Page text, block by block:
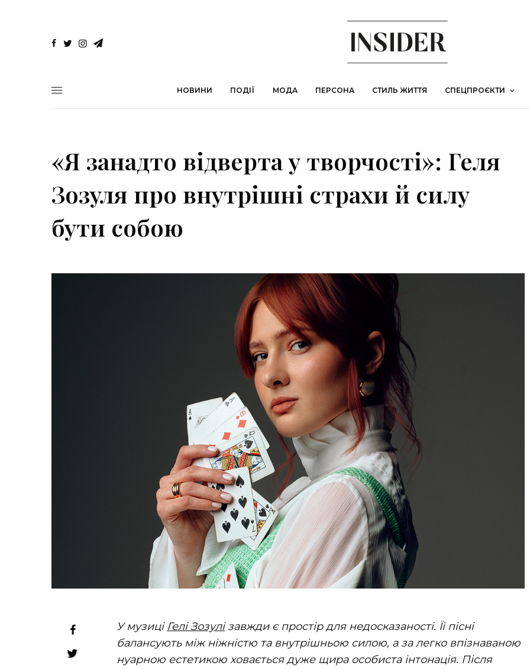
НОВИНИ ПОДІЇ МОДА ПЕРСОНА СТИЛЬ ЖИТТЯ СПЕЦПРОЄКТИ
«Я занадто відверта у творчості»: Геля
Зозуля про внутрішні страхи й силу
бути собою
У музиці Гелі Зозулізавжди є простір для недосказаності. Її пісні
балансують між ніжністю та внутрішньою силою, а за легко впізнаваною
нуарною естетикою ховається дуже щира особиста інтонація. Після